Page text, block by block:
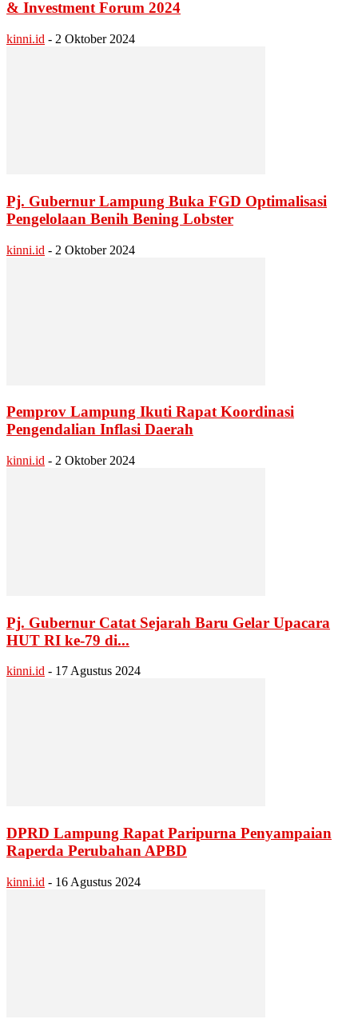
& Investment Forum 2024
kinni.id - 2 Oktober 2024
Pj. Gubernur Lampung Buka FGD Optimalisasi
Pengelolaan Benih Bening Lobster
kinni.id - 2 Oktober 2024
Pemprov Lampung Ikuti Rapat Koordinasi
Pengendalian Inflasi Daerah
kinni.id - 2 Oktober 2024
Pj. Gubernur Catat Sejarah Baru Gelar Upacara
HUT RI ke-79 di...
kinni.id - 17 Agustus 2024
DPRD Lampung Rapat Paripurna Penyampaian
Raperda Perubahan APBD
kinni.id - 16 Agustus 2024